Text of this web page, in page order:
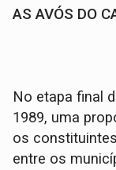
AS AVÓS DO
No etapa final
1989, uma
os
entre os